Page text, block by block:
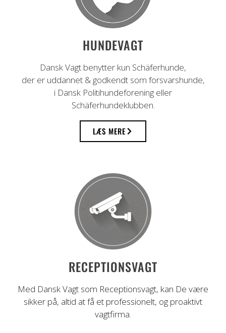
HUNDEVAGT
Dansk Vagt benytter kun Schäferhunde,
der er uddannet & godkendt som forsvarshunde,
i Dansk Politihundeforening eller
Schäferhundeklubben.
LÆS MERE
RECEPTIONSVAGT
Med Dansk Vagt som Receptionsvagt, kan De være
sikker på, altid at få et professionelt, og proaktivt
vagtfirma.